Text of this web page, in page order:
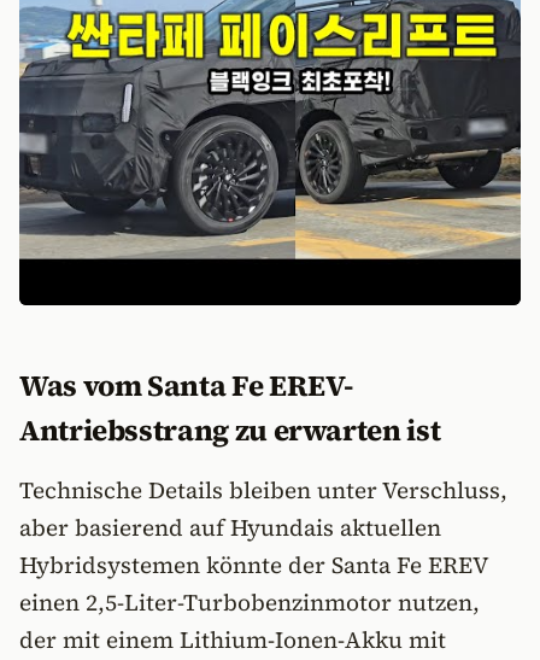
Was vom Santa Fe EREV-
Antriebsstrang zu erwarten ist
Technische Details bleiben unter Verschluss,
aber basierend auf Hyundais aktuellen
Hybridsystemen könnte der Santa Fe EREV
einen 2,5-Liter-Turbobenzinmotor nutzen,
der mit einem Lithium-Ionen-Akku mit